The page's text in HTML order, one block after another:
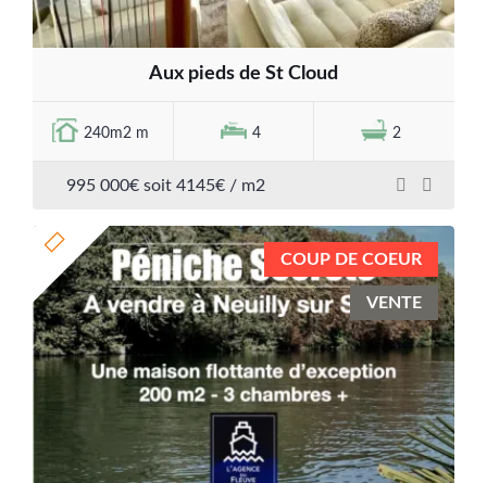
Aux pieds de St Cloud
240m2 m 4 2
995 000€ soit 4145€ / m2
COUP DE COEUR
VENTE